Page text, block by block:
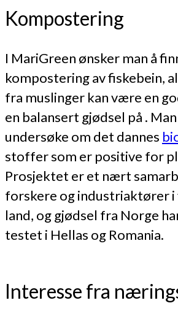
Kompostering
I MariGreen ønsker man å
kompostering av fiskebein,
fra muslinger kan være en
en balansert gjødsel på .
undersøke om det dannes
stoffer som er positive for
Prosjektet er et nært
forskere og industriaktører i
land, og gjødsel fra Norge
testet i Hellas og Romania.
Interesse fra